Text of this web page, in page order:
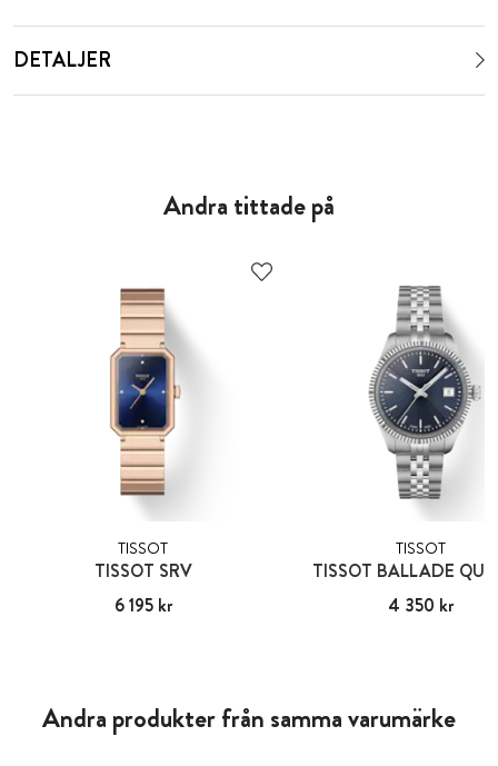
DETALJER
Andra tittade på
TISSOT
TISSOT SRV
Pris:6 195 kr
6 195 kr
TISSOT
TISSOT BALLADE
Pris:4 350 kr
4 350 kr
Andra produkter från samma varumärke